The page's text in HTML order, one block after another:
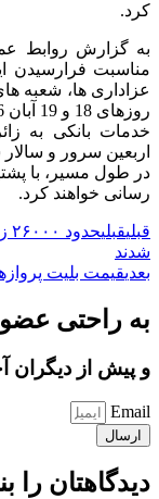
کرد.
به گزارش روابط
مناسبت فرارسیدن
عزاداری ها، شعبه
خدمات بانکی به
اربعین سرور و
رسانی خواهند کرد.
قبلیقبلی
شدند
بعدیقیمت بلیت
به راحتی
و پیش از دیگران
Email
ارسال
دیدگاهتان را